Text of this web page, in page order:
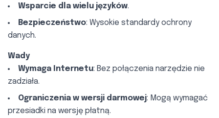
Wsparcie dla wielu języków.
Bezpieczeństwo: Wysokie standardy ochrony
danych.
Wady
Wymaga Internetu: Bez połączenia narzędzie nie
zadziała.
Ograniczenia w wersji darmowej: Mogą wymagać
przesiadki na wersję płatną.